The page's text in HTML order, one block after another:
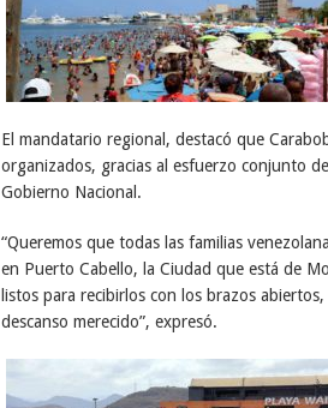
El mandatario regional, destacó que
organizados, gracias al esfuerzo conjunto
Gobierno Nacional.
“Queremos que todas las familias
en Puerto Cabello, la Ciudad que está de
listos para recibirlos con los brazos
descanso merecido”, expresó.